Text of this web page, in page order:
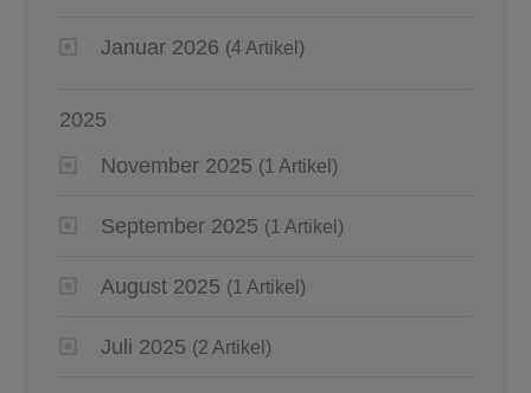
Januar 2026 (4 Artikel)
2025
November 2025 (1 Artikel)
September 2025 (1 Artikel)
August 2025 (1 Artikel)
Juli 2025 (2 Artikel)